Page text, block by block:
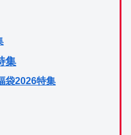
集
袋2026特集